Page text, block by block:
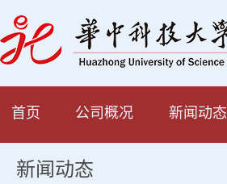
首页 公司概况 新闻动态
新闻动态